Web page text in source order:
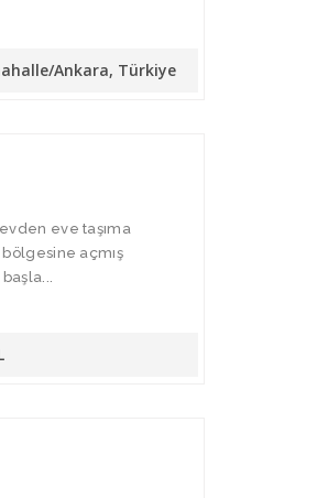
Ankara, Türkiye
eve taşıma
açmış